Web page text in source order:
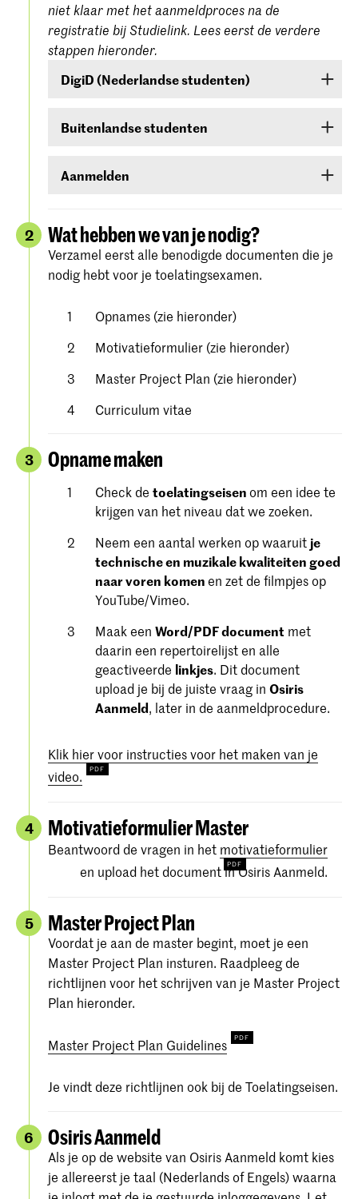
niet klaar met het aanmeldproces na de
registratie bij Studielink. Lees eerst de verdere
stappen hieronder.
DigiD (Nederlandse studenten)
inloggen met je DigiD. Heb je die nog niet, vraag
dagen duren voordat je de inlogcodes ontvangt.
Buitenlandse studenten
een gebruikersnaam en wachtwoord die je in
Aanmelden
keuze onder Hogeschool der Kunsten Den Haag
(Koninklijke Academie/Koninklijk
Conservatorium Den Haag). Volg alle stappen
zorgvuldig en bevestig je aanmelding.
van Studielink.
2 Wat hebben we van je nodig?
Verzamel eerst alle benodigde documenten die je
nodig hebt voor je toelatingsexamen.
Opnames (zie hieronder)
Motivatieformulier (zie hieronder)
Master Project Plan (zie hieronder)
Curriculum vitae
3 Opname maken
Check detoelatingseisenom een ​​idee te
krijgen van het niveau dat we zoeken.
Neem een aantal werken op waaruit je
technische en muzikale kwaliteiten goed
naar voren komenen zet de filmpjes op
YouTube/Vimeo.
Maak eenWord/PDF document met
daarin een repertoirelijst en alle
geactiveerde linkjes. Dit document
upload je bij de juiste vraag inOsiris
Aanmeld, later in de aanmeldprocedure.
Klik hier voor instructies voor het maken van je
video.
4 Motivatieformulier Master
Beantwoord de vragen in het motivatieformulier
en upload het document in Osiris Aanmeld.
5 Master Project Plan
Voordat je aan de master begint, moet je een
Master Project Plan insturen. Raadpleeg de
richtlijnen voor het schrijven van je Master Project
Plan hieronder.
Master Project Plan Guidelines
Je vindt deze richtlijnen ook bij de Toelatingseisen.
6 Osiris Aanmeld
Als je op de website van Osiris Aanmeld komt kies
je allereerst je taal (Nederlands of Engels) waarna